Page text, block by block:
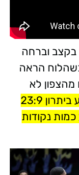
וברחה
הראה
מהצפון לא
חולון שסיימה את הרבע ביתרון 23:9
נקודות